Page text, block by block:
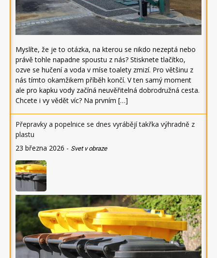
Myslíte, že je to otázka, na kterou se nikdo nezeptá nebo
právě tohle napadne spoustu z nás? Stisknete tlačítko,
ozve se hučení a voda v míse toalety zmizí. Pro většinu z
nás tímto okamžikem příběh končí. V ten samý moment
ale pro kapku vody začíná neuvěřitelná dobrodružná cesta.
Chcete i vy vědět víc? Na prvním […]
Přepravky a popelnice se dnes vyrábějí takřka výhradně z
plastu
23 března 2026 - Svet v obraze